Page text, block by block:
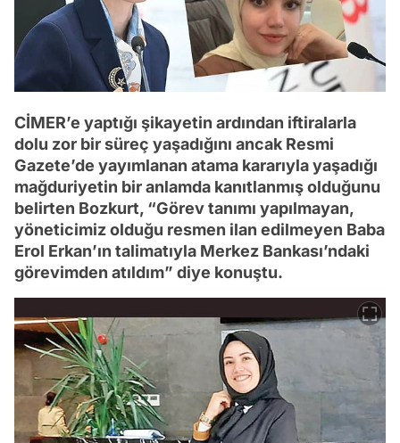
CİMER’e yaptığı şikayetin ardından iftiralarla
dolu zor bir süreç yaşadığını ancak Resmi
Gazete’de yayımlanan atama kararıyla yaşadığı
mağduriyetin bir anlamda kanıtlanmış olduğunu
belirten Bozkurt, “Görev tanımı yapılmayan,
yöneticimiz olduğu resmen ilan edilmeyen Baba
Erol Erkan’ın talimatıyla Merkez Bankası’ndaki
görevimden atıldım” diye konuştu.